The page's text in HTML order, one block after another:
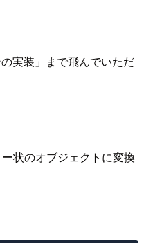
実装」まで飛んでいただ
状のオブジェクトに変換